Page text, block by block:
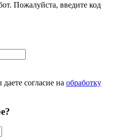
Пожалуйста, введите код
согласие на обработку